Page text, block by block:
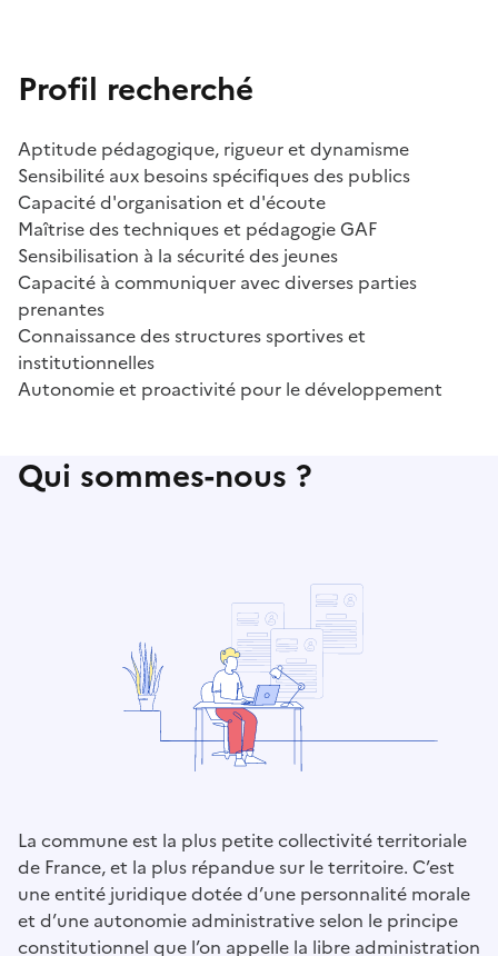
Profil recherché
Aptitude pédagogique, rigueur et dynamisme
Sensibilité aux besoins spécifiques des publics
Capacité d'organisation et d'écoute
Maîtrise des techniques et pédagogie GAF
Sensibilisation à la sécurité des jeunes
Capacité à communiquer avec diverses parties
prenantes
Connaissance des structures sportives et
institutionnelles
Autonomie et proactivité pour le développement
Qui sommes-nous ?
La commune est la plus petite collectivité territoriale
de France, et la plus répandue sur le territoire. C’est
une entité juridique dotée d’une personnalité morale
et d’une autonomie administrative selon le principe
constitutionnel que l’on appelle la libre administration